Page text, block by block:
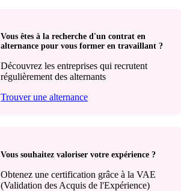
Vous êtes à la recherche d'un contrat en
alternance pour vous former en travaillant ?
Découvrez les entreprises qui recrutent
régulièrement des alternants
Trouver une alternance
Vous souhaitez valoriser votre expérience ?
Obtenez une certification grâce à la VAE
(Validation des Acquis de l'Expérience)